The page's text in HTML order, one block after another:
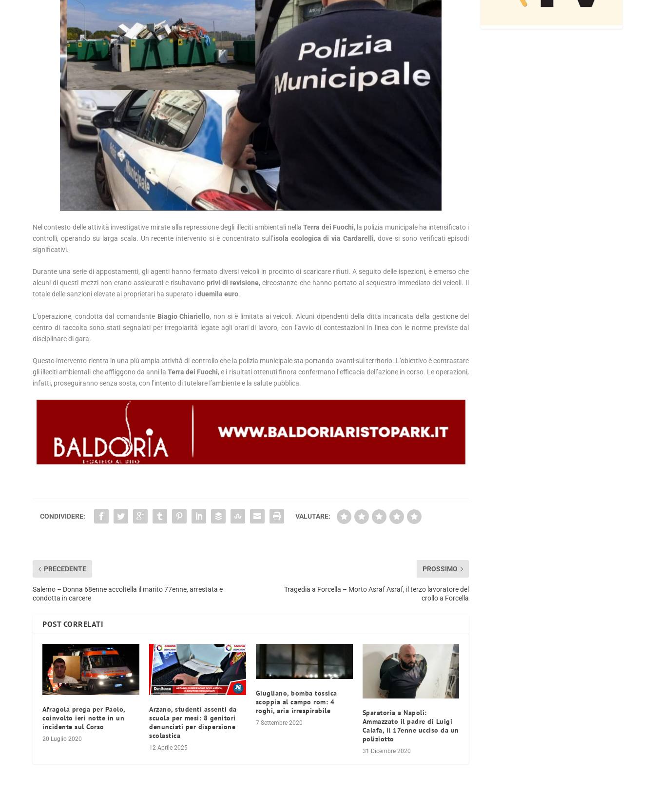
Nel contesto delle attività investigative mirate alla repressione degli illeciti ambientali nella Terra dei Fuochi,la polizia municipale ha intensificato i
controlli, operando su larga scala. Un recente intervento si è concentrato sull’isola ecologica di via Cardarelli, dove si sono verificati episodi
significativi.
Durante una serie di appostamenti, gli agenti hanno fermato diversi veicoli in procinto di scaricare rifiuti. A seguito delle ispezioni, è emerso che
alcuni di questi mezzi non erano assicurati e risultavanoprivi di revisione, circostanze che hanno portato al sequestro immediato dei veicoli. Il
totale delle sanzioni elevate ai proprietari ha superato iduemila euro.
L’operazione, condotta dal comandante Biagio Chiariello, non si è limitata ai veicoli. Alcuni dipendenti della ditta incaricata della gestione del
centro di raccolta sono stati segnalati per irregolarità legate agli orari di lavoro, con l’avvio di contestazioni in linea con le norme previste dal
disciplinare di gara.
Questo intervento rientra in una più ampia attività di controllo che la polizia municipale sta portando avanti sul territorio. L’obiettivo è contrastare
gli illeciti ambientali che affliggono da anni la Terra dei Fuochi, e i risultati ottenuti finora confermano l’efficacia dell’azione in corso. Le operazioni,
infatti, proseguiranno senza sosta, con l’intento di tutelare l’ambiente e la salute pubblica.
CONDIVIDERE: VALUTARE:
PRECEDENTE
Salerno – Donna 68enne accoltella il marito 77enne, arrestata e
condotta in carcere
PROSSIMO
Tragedia a Forcella – Morto Asraf Asraf, il terzo lavoratore del
crollo a Forcella
POST CORRELATI
Afragola prega per Paolo,
coinvolto ieri notte in un
incidente sul Corso
20 Luglio 2020
Arzano, studenti assenti da
scuola per mesi: 8 genitori
denunciati per dispersione
scolastica
12 Aprile 2025
Giugliano, bomba tossica
scoppia al campo rom: 4
roghi, aria irrespirabile
7 Settembre 2020
Sparatoria a Napoli:
Ammazzato il padre di Luigi
Caiafa, il 17enne ucciso da un
poliziotto
31 Dicembre 2020